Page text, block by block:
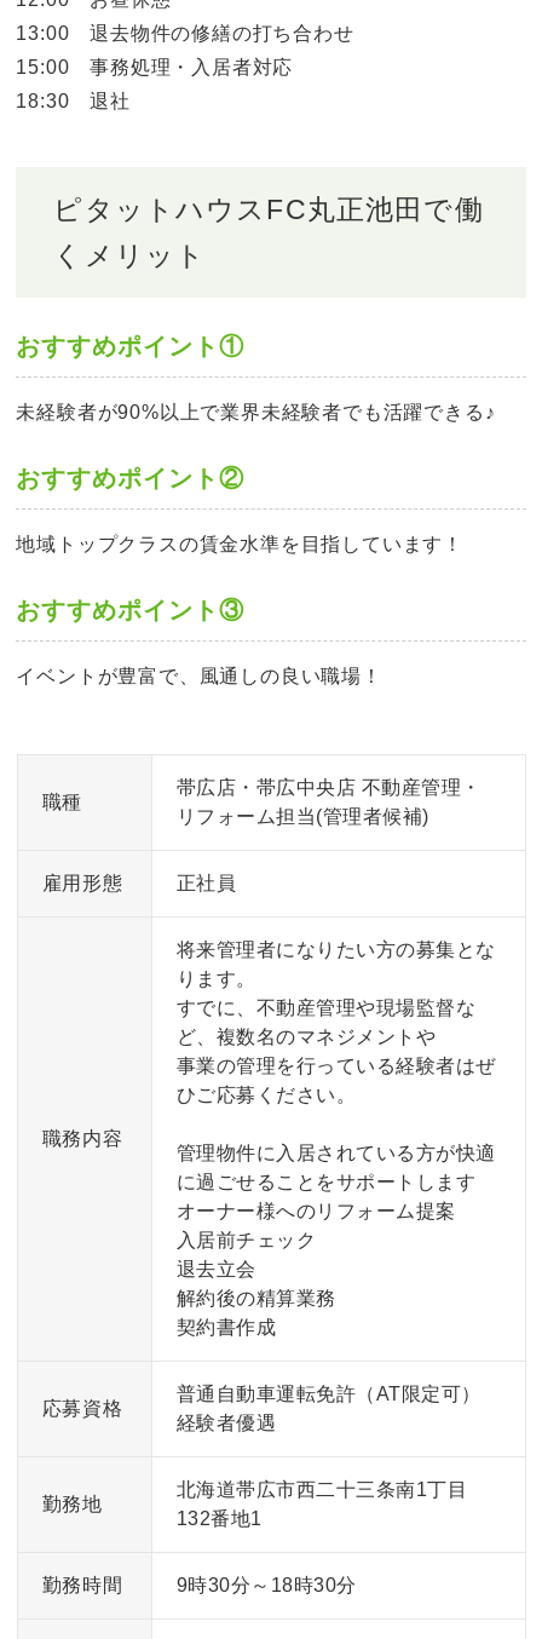
13:00 退去物件の修繕の打ち合わせ
15:00 事務処理・入居者対応
18:30 退社
ピタットハウスFC丸正池田で働
くメリット
おすすめポイント①
未経験者が90%以上で業界未経験者でも活躍できる♪
おすすめポイント②
地域トップクラスの賃金水準を目指しています！
おすすめポイント③
イベントが豊富で、風通しの良い職場！
職種
帯広店・帯広中央店 不動産管理・
リフォーム担当(管理者候補)
雇用形態 正社員
職務内容
将来管理者になりたい方の募集とな
ります。
すでに、不動産管理や現場監督な
ど、複数名のマネジメントや
事業の管理を行っている経験者はぜ
ひご応募ください。
管理物件に入居されている方が快適
に過ごせることをサポートします
オーナー様へのリフォーム提案
入居前チェック
退去立会
解約後の精算業務
契約書作成
応募資格
普通自動車運転免許（AT限定可）
経験者優遇
勤務地
北海道帯広市西二十三条南1丁目
132番地1
勤務時間 9時30分～18時30分